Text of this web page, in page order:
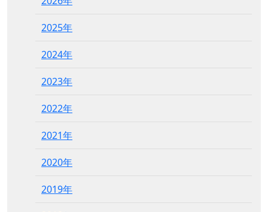
2025年
2024年
2023年
2022年
2021年
2020年
2019年